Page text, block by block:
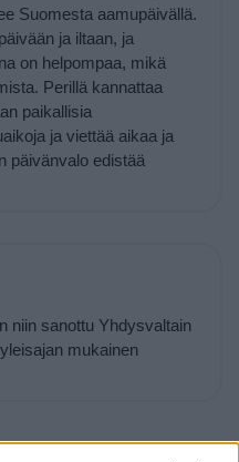
Suomesta aamupäivällä.
ja iltaan, ja
on helpompaa, mikä
Perillä kannattaa
paikallisia
ja viettää aikaa ja
päivänvalo edistää
niin sanottu Yhdysvaltain
mukainen